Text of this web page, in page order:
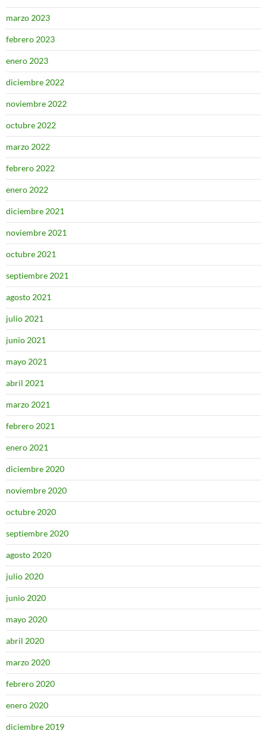
marzo 2023
febrero 2023
enero 2023
diciembre 2022
noviembre 2022
octubre 2022
marzo 2022
febrero 2022
enero 2022
diciembre 2021
noviembre 2021
octubre 2021
septiembre 2021
agosto 2021
julio 2021
junio 2021
mayo 2021
abril 2021
marzo 2021
febrero 2021
enero 2021
diciembre 2020
noviembre 2020
octubre 2020
septiembre 2020
agosto 2020
julio 2020
junio 2020
mayo 2020
abril 2020
marzo 2020
febrero 2020
enero 2020
diciembre 2019